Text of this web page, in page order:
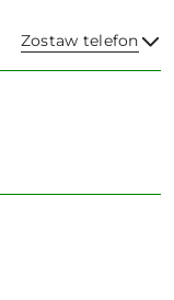
Zostaw telefon